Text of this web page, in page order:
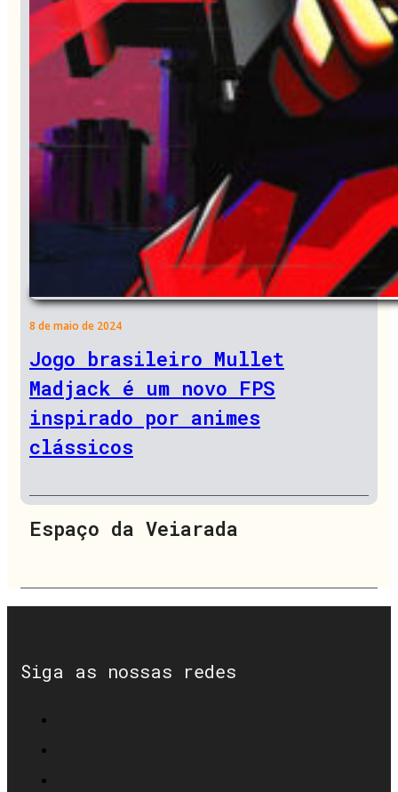
8 de maio de 2024
Jogo brasileiro Mullet
Madjack é um novo FPS
inspirado por animes
clássicos
Espaço da Veiarada
Siga as nossas redes